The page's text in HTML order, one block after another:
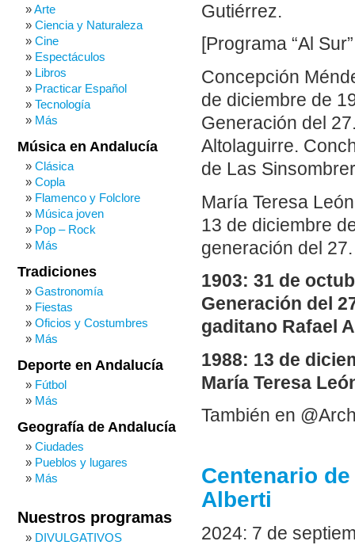
Gutiérrez.
[Programa “Al
Concepción
de diciembre de
Generación del
Altolaguirre.
de Las
María Teresa
13 de diciembre
generación del
1903: 31 de
Generación del
gaditano Rafael
1988: 13 de
María Teresa
También en
Centenario
Alberti
2024: 7 de
Arte
Ciencia y Naturaleza
Cine
Espectáculos
Libros
Practicar Español
Tecnología
Más
Música en Andalucía
Clásica
Copla
Flamenco y Folclore
Música joven
Pop – Rock
Más
Tradiciones
Gastronomía
Fiestas
Oficios y Costumbres
Más
Deporte en Andalucía
Fútbol
Más
Geografía de Andalucía
Ciudades
Pueblos y lugares
Más
Nuestros programas
DIVULGATIVOS